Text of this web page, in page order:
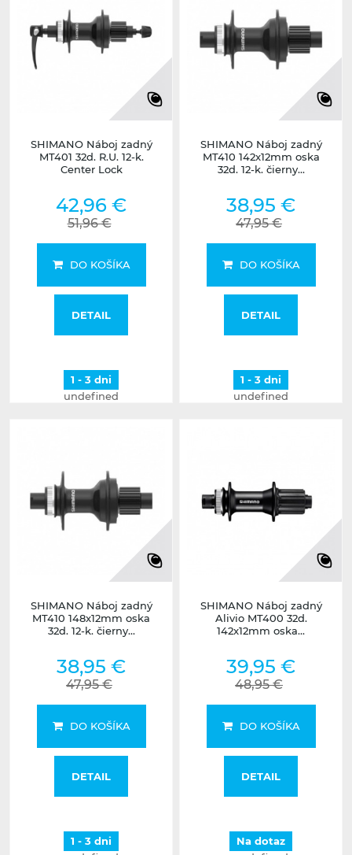
SHIMANO Náboj zadný
MT401 32d. R.U. 12-k.
Center Lock
42,96 €
51,96 €
DO KOŠÍKA
DETAIL
1 - 3 dni
undefined
SHIMANO Náboj zadný
MT410 142x12mm oska
32d. 12-k. čierny...
38,95 €
47,95 €
DO KOŠÍKA
DETAIL
1 - 3 dni
undefined
SHIMANO Náboj zadný
MT410 148x12mm oska
32d. 12-k. čierny...
38,95 €
47,95 €
DO KOŠÍKA
DETAIL
1 - 3 dni
SHIMANO Náboj zadný
Alivio MT400 32d.
142x12mm oska...
39,95 €
48,95 €
DO KOŠÍKA
DETAIL
Na dotaz